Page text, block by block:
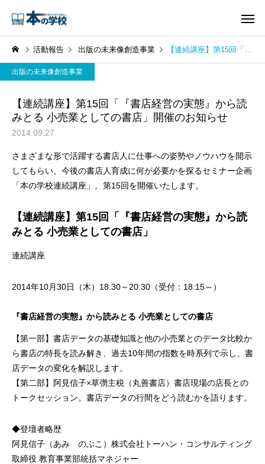
活動報告 出版の未来像創造事業 【連続講座】第15回「『書店経営の実態』から読みとる 小売業としての書店」開催のお知らせ
出版の未来像創造事業
【連続講座】第15回「『書店経営の実態』から読
みとる 小売業としての書店」開催のお知らせ
2014.09.27
さまざまな形で活躍する書店人に仕事への姿勢やノウハウを開示
してもらい、今後の書店人育成に何が必要かを探るセミナー企画
「本の学校連続講座」。第15回を開催いたします。
【連続講座】第15回「『書店経営の実態』から読
みとる 小売業としての書店」
連続講座
2014年10月30日（木）18:30～20:30（受付：18:15～）
『書店経営の実態』から読みとる 小売業としての書店
【第一部】書店データの基礎知識と他の小売業とのデータ比較か
ら書店の特長を読み解き、過去10年間の指数を時系列で示し、書
店データの変化を解説します。
【第二部】阿見信子×草彅主税（丸善書店）書店現場の店長との
トークセッション。書店データの行間をどう読むかを語ります。
◆登壇者略歴
阿見信子（あみ のぶこ）株式会社トーハン・コンサルティング
取締役 教育事業部統括マネジャー